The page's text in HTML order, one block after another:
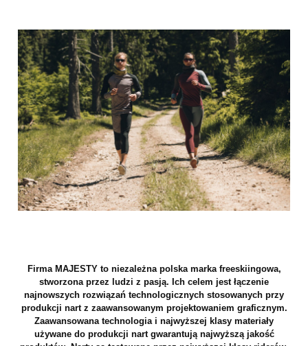
Firma MAJESTY to niezależna polska marka freeskiingowa,
stworzona przez ludzi z pasją. Ich celem jest łączenie
najnowszych rozwiązań technologicznych stosowanych przy
produkcji nart z zaawansowanym projektowaniem graficznym.
Zaawansowana technologia i najwyższej klasy materiały
używane do produkcji nart gwarantują najwyższą jakość